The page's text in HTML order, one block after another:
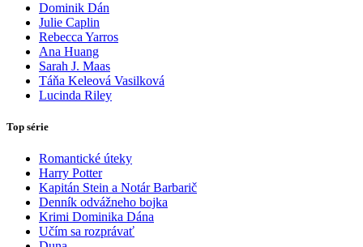
Dominik Dán
Julie Caplin
Rebecca Yarros
Ana Huang
Sarah J. Maas
Táňa Keleová Vasilková
Lucinda Riley
Top série
Romantické úteky
Harry Potter
Kapitán Stein a Notár Barbarič
Denník odvážneho bojka
Krimi Dominika Dána
Učím sa rozprávať